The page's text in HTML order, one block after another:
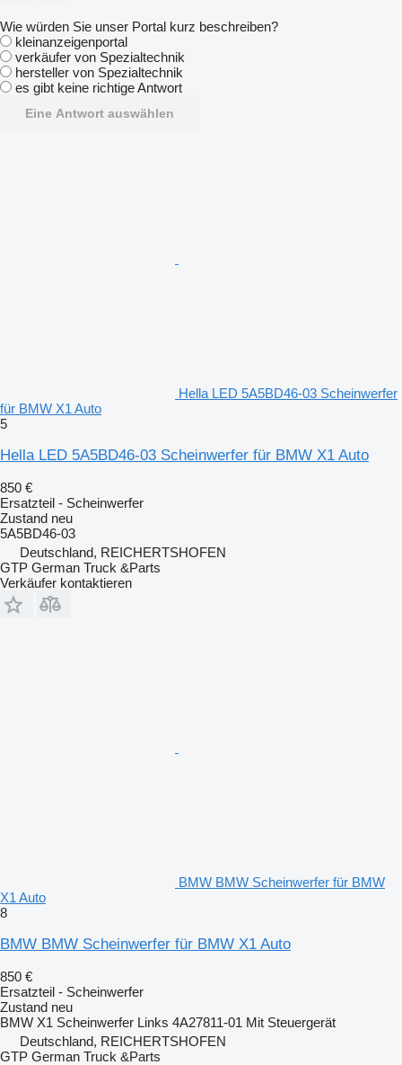
Wie würden Sie unser Portal kurz beschreiben?
kleinanzeigenportal
verkäufer von Spezialtechnik
hersteller von Spezialtechnik
es gibt keine richtige Antwort
Eine Antwort auswählen
Hella LED 5A5BD46-03 Scheinwerfer
für BMW X1 Auto
5
Hella LED 5A5BD46-03 Scheinwerfer für BMW X1 Auto
850 €
Ersatzteil - Scheinwerfer
Zustand neu
5A5BD46-03
Deutschland, REICHERTSHOFEN
GTP German Truck &Parts
Verkäufer kontaktieren
BMW BMW Scheinwerfer für BMW
X1 Auto
8
BMW BMW Scheinwerfer für BMW X1 Auto
850 €
Ersatzteil - Scheinwerfer
Zustand neu
BMW X1 Scheinwerfer Links 4A27811-01 Mit Steuergerät
Deutschland, REICHERTSHOFEN
GTP German Truck &Parts